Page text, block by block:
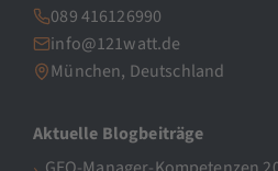
089 416126990
info@121watt.de
München, Deutschland
Aktuelle Blogbeiträge